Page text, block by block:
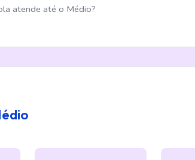
atende até o Médio?